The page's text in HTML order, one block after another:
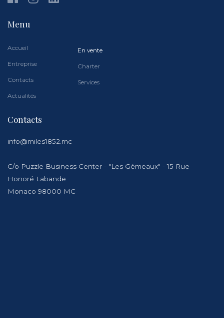
Menu
Accueil
Entreprise
Contacts
Actualités
En vente
Charter
Services
Contacts
info@miles1852.mc
C/o Puzzle Business Center - "Les Gémeaux" - 15 Rue
Honoré Labande
Monaco 98000 MC